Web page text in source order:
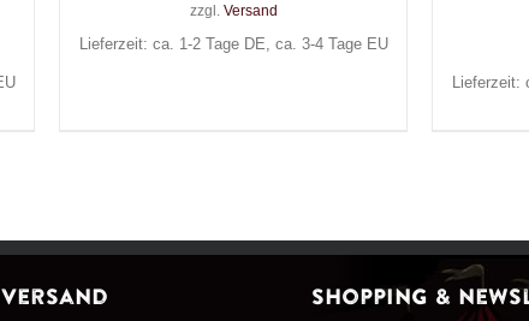
zzgl. Versand
Lieferzeit: ca. 1-2 Tage DE, ca. 3-4 Tage EU
Shopping &